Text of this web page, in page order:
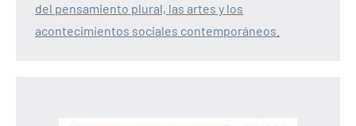
del pensamiento plural, las artes y los
acontecimientos sociales contemporáneos.